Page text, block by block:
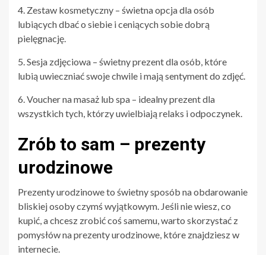
4. Zestaw kosmetyczny – świetna opcja dla osób
lubiących dbać o siebie i ceniących sobie dobrą
pielęgnację.
5. Sesja zdjęciowa – świetny prezent dla osób, które
lubią uwieczniać swoje chwile i mają sentyment do zdjęć.
6. Voucher na masaż lub spa – idealny prezent dla
wszystkich tych, którzy uwielbiają relaks i odpoczynek.
Zrób to sam – prezenty
urodzinowe
Prezenty urodzinowe to świetny sposób na obdarowanie
bliskiej osoby czymś wyjątkowym. Jeśli nie wiesz, co
kupić, a chcesz zrobić coś samemu, warto skorzystać z
pomysłów na prezenty urodzinowe, które znajdziesz w
internecie.